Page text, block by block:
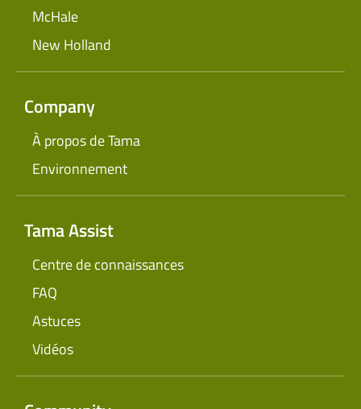
McHale
New Holland
Company
À propos de Tama
Environnement
Tama Assist
Centre de connaissances
FAQ
Astuces
Vidéos